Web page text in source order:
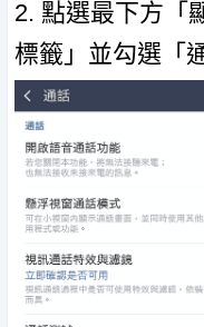
2. 點選最下方「
標籤」並勾選「